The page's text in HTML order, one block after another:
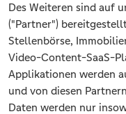
Des Weiteren sind auf
("Partner")
Stellenbörse,
Video-Content-SaaS-
Applikationen werden
und von diesen
Daten werden nur